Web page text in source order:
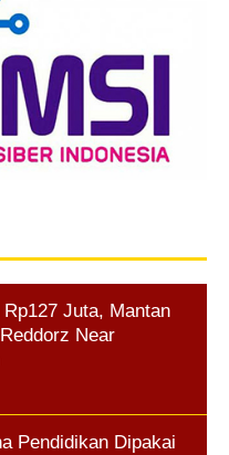
Juta, Mantan
Near
Pendidikan Dipakai